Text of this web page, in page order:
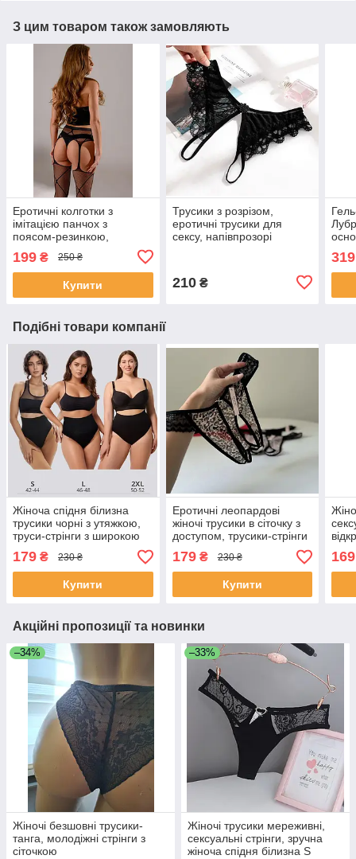
З цим товаром також замовляють
Еротичні колготки з
імітацією панчох з
поясом-резинкою,
навколо ніжки, імітація
пояса та панчох
199 ₴ 250 ₴
Купити
Трусики з розрізом,
еротичні трусики для
сексу, напівпрозорі
210₴
319
Подібні товари компанії
Жіноча спідня білизна
трусики чорні з утяжкою,
труси-стрінги з широкою
резинкою M/L
179 ₴ 230 ₴
Купити
Еротичні леопардові
жіночі трусики в сіточку з
доступом, трусики-стрінги
сексуальна спідня білизна
L
179₴ 230 ₴
Купити
169
Акційні пропозиції та новинки
–34%
Жіночі безшовні трусики-
танга, молодіжні стрінги з
сіточкою
–33%
Жіночі трусики мереживні,
сексуальні стрінги, зручна
жіноча спідня білизна S